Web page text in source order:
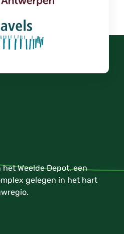
Weelde Depot, een
gelegen in het hart